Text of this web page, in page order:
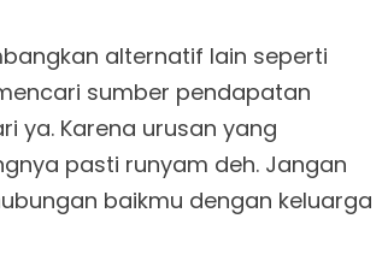
alternatif lain seperti
sumber pendapatan
ya. Karena urusan yang
pasti runyam deh. Jangan
baikmu dengan keluarga